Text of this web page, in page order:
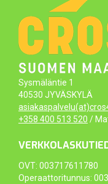
Sysmäläntie 1
40530 JYVÄSKYLÄ
+358 400 513 520 /
OVT: 003717611780
Operaattoritunnus: